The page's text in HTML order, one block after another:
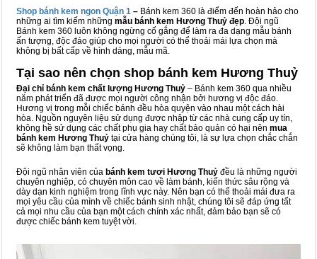
Shop bánh kem ngon Quận 1 – Bánh kem 360 là điểm đến hoàn hảo cho
những ai tìm kiếm những mẫu bánh kem Hương Thuỷ đẹp. Đội ngũ
Bánh kem 360 luôn không ngừng cố gắng để làm ra đa dạng mẫu bánh
ấn tượng, độc đáo giúp cho mọi người có thể thoải mái lựa chọn mà
không bị bất cấp về hình dáng, mẫu mã.
Tại sao nên chọn shop bánh kem Hương Thuỷ
Đại chỉ bánh kem chất lượng Hương Thuỷ – Bánh kem 360 qua nhiều
năm phát triển đã được mọi người công nhận bởi hương vị độc đáo.
Hương vị trong mỗi chiếc bánh đều hòa quyện vào nhau một cách hài
hòa. Nguồn nguyên liệu sử dụng được nhập từ các nhà cung cấp uy tín,
không hề sử dụng các chất phụ gia hay chất bảo quản có hại nên mua
bánh kem Hương Thuỷ tại cửa hàng chúng tôi, là sự lựa chọn chắc chắn
sẽ không làm bạn thất vọng.
Đội ngũ nhân viên của bánh kem tươi Hương Thuỷ đều là những người
chuyên nghiệp, có chuyên môn cao về làm bánh, kiến thức sâu rộng và
dày dạn kinh nghiệm trong lĩnh vực này. Nên bạn có thể thoải mái đưa ra
mọi yêu cầu của mình về chiếc bánh sinh nhật, chúng tôi sẽ đáp ứng tất
cả mọi nhu cầu của bạn một cách chính xác nhất, đảm bảo bạn sẽ có
được chiếc bánh kem tuyệt vời.